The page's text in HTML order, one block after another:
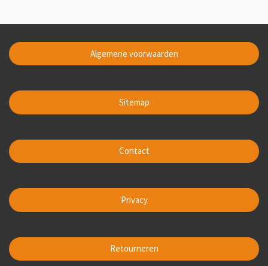
Algemene voorwaarden
Sitemap
Contact
Privacy
Retourneren